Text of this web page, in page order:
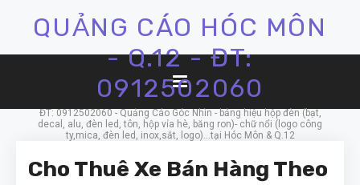
QUẢNG CÁO HÓC MÔN
- Q.12 - ĐT:
0912502060
ĐT: 0912502060 - Quảng Cáo Góc Nhìn - bảng hiệu hộp đèn (bạt,
decal, alu, đèn led, tôn, hộp vỉa hè, băng ron)- chữ nổi (logo công
ty,mica, đèn led, inox,sắt, logo)...tại Hóc Môn & Q.12
Cho Thuê Xe Bán Hàng Theo